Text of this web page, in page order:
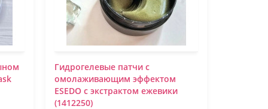
Гидрогелевые патчи с
омолаживающим эффектом
ESEDO с экстрактом ежевики
(1412250)